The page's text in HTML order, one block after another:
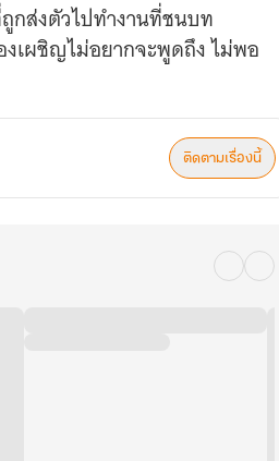
กส่งตัวไปทำงานที่ชนบท
เผชิญไม่อยากจะพูดถึง ไม่พอ
ามีและลูก ๆ ไป...หลังจากนั้น
ธอ ทำให้เธอมีจุดจบอย่างอนาถ
อย่างมีความสุขแล้วรอวันตาย...
ติดตามเรื่องนี้